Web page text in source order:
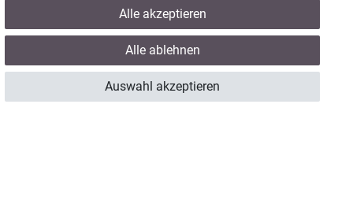
922 Bewertungen
Alle akzeptieren
Alle ablehnen
Auswahl akzeptieren